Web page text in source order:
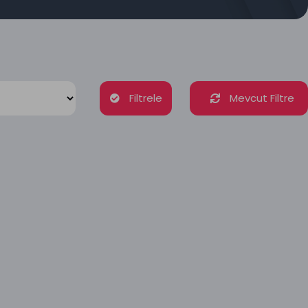
Filtrele Mevcut Filtre